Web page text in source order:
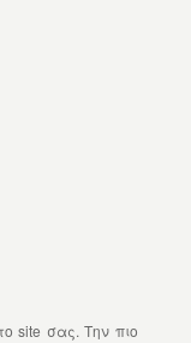
site σας. Την πιο